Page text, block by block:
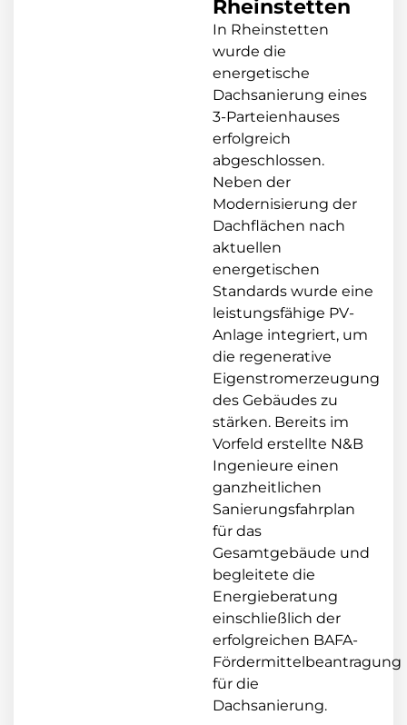
Rheinstetten
In Rheinstetten
wurde die
energetische
Dachsanierung eines
3-Parteienhauses
erfolgreich
abgeschlossen.
Neben der
Modernisierung der
Dachflächen nach
aktuellen
energetischen
Standards wurde eine
leistungsfähige PV-
Anlage integriert, um
die regenerative
Eigenstromerzeugung
des Gebäudes zu
stärken. Bereits im
Vorfeld erstellte N&B
Ingenieure einen
ganzheitlichen
Sanierungsfahrplan
für das
Gesamtgebäude und
begleitete die
Energieberatung
einschließlich der
erfolgreichen BAFA-
Fördermittelbeantragung
für die
Dachsanierung.